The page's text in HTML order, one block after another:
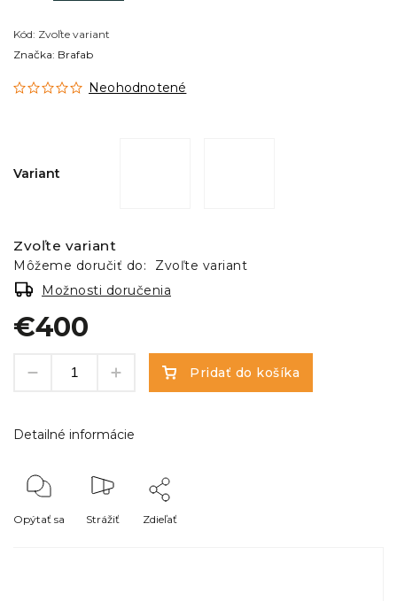
Kód: Zvoľte variant
Neohodnotené
Značka: Brafab
Variant
€400
Zvoľte variant
Môžeme doručiť do:
Zvoľte variant
Možnosti doručenia
Pridať do košíka
Detailné informácie
Opýtať sa Strážiť Zdieľať